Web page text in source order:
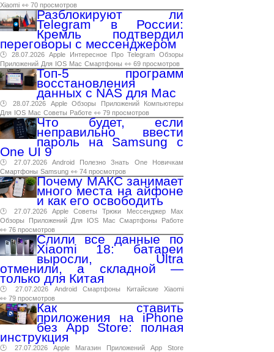
Xiaomi 👀 70 просмотров
Разблокируют ли
Telegram в России:
Кремль подтвердил
переговоры с мессенджером
🕑 28.07.2026 Apple Интересное Про Telegram Обзоры
Приложений Для IOS Mac Смартфоны 👀 69 просмотров
Топ-5 программ
восстановления
данных с NAS для Mac
🕑 28.07.2026 Apple Обзоры Приложений
Компьютеры
Для IOS Mac Советы Работе 👀 79 просмотров
Что будет, если
неправильно ввести
пароль на Samsung с
One UI 9
🕑 27.07.2026 Android Полезно Знать One
Новичкам
Смартфоны Samsung 👀 74 просмотров
Почему МАКС занимает
много места на айфоне
и как его освободить
🕑 27.07.2026 Apple Советы Трюки Мессенджер
Max
Обзоры
Приложений Для IOS Mac Смартфоны
Работе
👀 76 просмотров
Слили все данные по
Xiaomi 18: батареи
выросли, Ultra
отменили, а складной —
только для Китая
🕑 27.07.2026 Android Смартфоны Китайские
Xiaomi
👀 79 просмотров
Как ставить
приложения на iPhone
без App Store: полная
инструкция
🕑 27.07.2026 Apple Магазин Приложений App
Store